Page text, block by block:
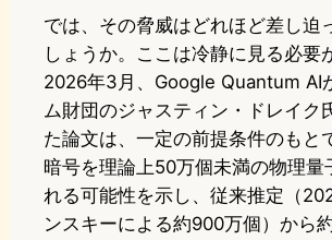
では、その脅威はどれほど差し迫
しょうか。ここは冷静に見る必要
2026年3月、Google Quantum AI
ム財団のジャスティン・ドレイク
た論文は、一定の前提条件のもと
暗号を理論上50万個未満の物理量
れる可能性を示し、従来推定（
ンスキーによる約900万個）から